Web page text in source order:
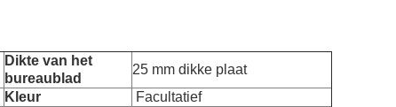
Dikte van het
bureaublad
25 mm dikke plaat
Kleur
Facultatief